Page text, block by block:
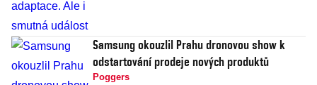
Samsung okouzlil Prahu dronovou show k
odstartování prodeje nových produktů
Poggers